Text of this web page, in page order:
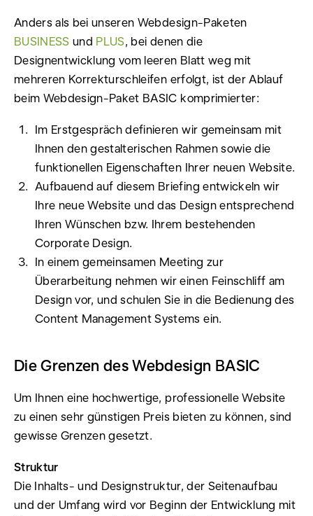
Anders als bei unseren Webdesign-Paketen
BUSINESS und PLUS, bei denen die
Designentwicklung vom leeren Blatt weg mit
mehreren Korrekturschleifen erfolgt, ist der Ablauf
beim Webdesign-Paket BASIC komprimierter:
Im Erstgespräch definieren wir gemeinsam mit
Ihnen den gestalterischen Rahmen sowie die
funktionellen Eigenschaften Ihrer neuen Website.
Aufbauend auf diesem Briefing entwickeln wir
Ihre neue Website und das Design entsprechend
Ihren Wünschen bzw. Ihrem bestehenden
Corporate Design.
In einem gemeinsamen Meeting zur
Überarbeitung nehmen wir einen Feinschliff am
Design vor, und schulen Sie in die Bedienung des
Content Management Systems ein.
Die Grenzen des Webdesign BASIC
Um Ihnen eine hochwertige, professionelle Website
zu einen sehr günstigen Preis bieten zu können, sind
gewisse Grenzen gesetzt.
Struktur
Die Inhalts- und Designstruktur, der Seitenaufbau
und der Umfang wird vor Beginn der Entwicklung mit